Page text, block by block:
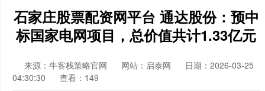
石家庄股票配资网平台 通达股份：预中
标国家电网项目，总价值共计1.33亿元
来源：牛客栈策略官网 网站：启泰网
日期：2026-03-25
04:30:30
查看：149